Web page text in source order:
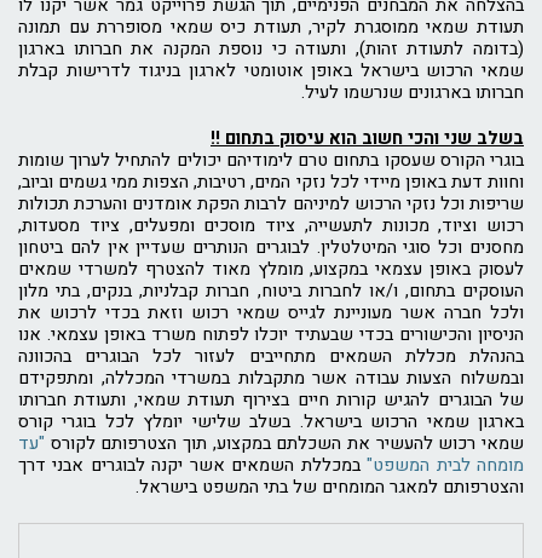
בהצלחה את המבחנים הפנימיים, תוך הגשת פרוייקט גמר אשר יקנו לו
תעודת שמאי ממוסגרת לקיר, תעודת כיס שמאי מסופררת עם תמונה
(בדומה לתעודת זהות), ותעודה כי נוספת המקנה את חברותו בארגון
שמאי הרכוש בישראל באופן אוטומטי לארגון בניגוד לדרישות קבלת
חברותו בארגונים שנרשמו לעיל.
בשלב שני והכי חשוב הוא עיסוק בתחום !!
בוגרי הקורס שעסקו בתחום טרם לימודיהם יכולים להתחיל לערוך שומות
וחוות דעת באופן מיידי לכל נזקי המים, רטיבות, הצפות ממי גשמים וביוב,
שריפות וכל נזקי הרכוש למיניהם לרבות הפקת אומדנים והערכת תכולות
רכוש וציוד, מכונות לתעשייה, ציוד מוסכים ומפעלים, ציוד מסעדות,
מחסנים וכל סוגי המיטלטלין. לבוגרים הנותרים שעדיין אין להם ביטחון
לעסוק באופן עצמאי במקצוע, מומלץ מאוד להצטרף למשרדי שמאים
העוסקים בתחום, ו/או לחברות ביטוח, חברות קבלניות, בנקים, בתי מלון
ולכל חברה אשר מעוניינת לגייס שמאי רכוש וזאת בכדי לרכוש את
הניסיון והכישורים בכדי שבעתיד יוכלו לפתוח משרד באופן עצמאי. אנו
בהנהלת מכללת השמאים מתחייבים לעזור לכל הבוגרים בהכוונה
ובמשלוח הצעות עבודה אשר מתקבלות במשרדי המכללה, ומתפקידם
של הבוגרים להגיש קורות חיים בצירוף תעודת שמאי, ותעודת חברותו
בארגון שמאי הרכוש בישראל. בשלב שלישי יומלץ לכל בוגרי קורס
שמאי רכוש להעשיר את השכלתם במקצוע, תוך הצטרפותם לקורס "עד
מומחה לבית המשפט"במכללת השמאים אשר יקנה לבוגרים אבני דרך
והצטרפותם למאגר המומחים של בתי המשפט בישראל.